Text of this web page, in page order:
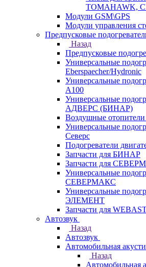
TOMAHAWK,
Модули GSM\GPS
Модули управления
Предпусковые
Назад
Предпусковые
Универсальные
Eberspaecher/Hydronic
Универсальные
A100
Универсальные
АДВЕРС (БИНАР)
Воздушные
Универсальные
Северс
Подогреватели
Запчасти для БИНАР
Запчасти для
Универсальные
СЕВЕРМАКС
Универсальные
ЭЛЕМЕНТ
Запчасти для
Автозвук
Назад
Автозвук
Автомобильная
Назад
Автомобильная